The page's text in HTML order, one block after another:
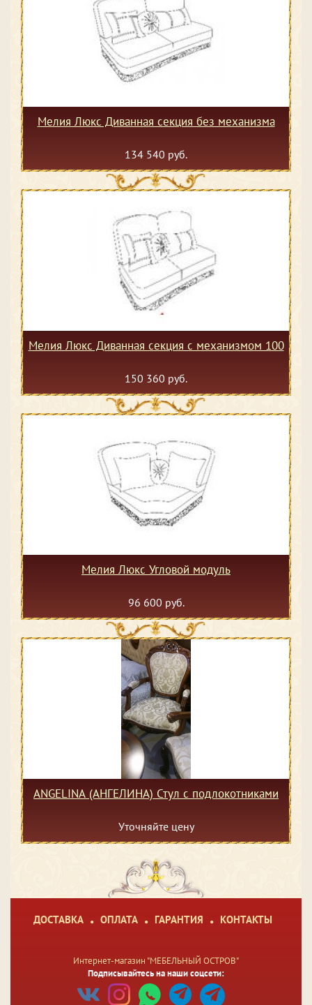
Мелия Люкс Диванная секция без механизма
134 540 руб.
Мелия Люкс Диванная секция с механизмом 100
150 360 руб.
Мелия Люкс Угловой модуль
96 600 руб.
ANGELINA (АНГЕЛИНА) Стул c подлокотниками
Уточняйте цену
ДОСТАВКА ОПЛАТА ГАРАНТИЯ КОНТАКТЫ
Интернет-магазин "МЕБЕЛЬНЫЙ ОСТРОВ"
Подписывайтесь на наши соцсети: